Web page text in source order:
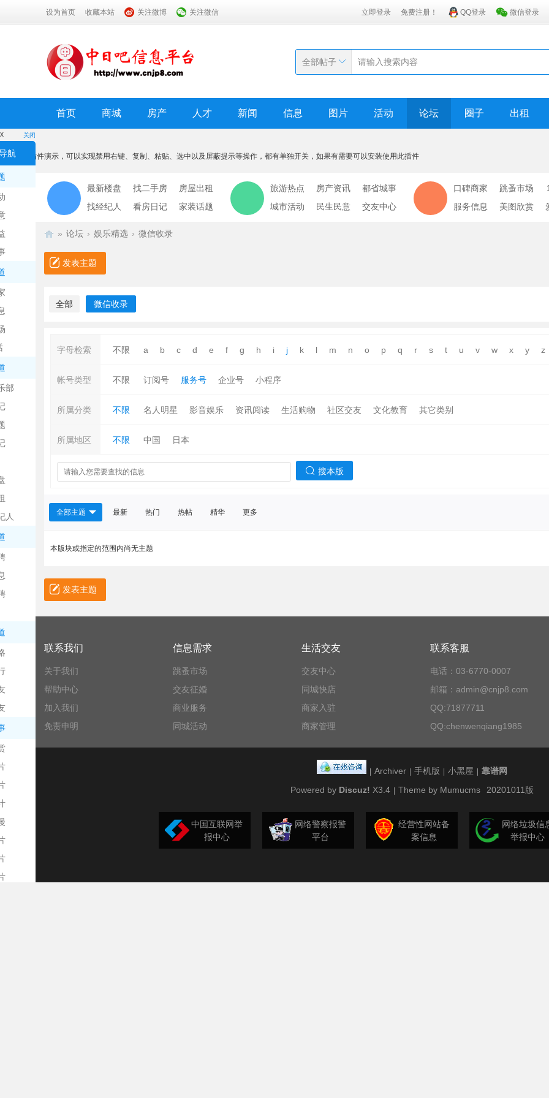
设为首页 收藏本站 关注微博 关注微信 立即登录 免费注册！ QQ登录 微信登录
全部帖子
首页 商城 房产 人才 新闻 信息 图片 活动 论坛 圈子 出租
关闭
航
部
人
x
本功能为插件演示，可以实现禁用右键、复制、粘贴、选中以及屏蔽提示等操作，都有单独开关，如果有需要可以安装使用此插件
我知道了
最新楼盘 找二手房
房屋出租
找经纪人
看房日记 家装话题
旅游热点 房产资讯
都省城事
城市活动
民生民意 交友中心
口碑商家 跳蚤市场
服务信息
美图欣赏
信
» 论坛 › 娱乐精选 › 微信收录
发表主题
全部 微信收录
字母检索 不限 a b c d e f g h i j k l m n o p q r s t u v w x y z
帐号类型 不限 订阅号 服务号 企业号 小程序
所属分类 不限 名人明星 影音娱乐 资讯阅读 生活购物 社区交友 文化教育 其它类别
所属地区 不限 中国 日本
搜本版
全部主题 最新 热门 热帖 精华 更多
本版块或指定的范围内尚无主题
发表主题
联系我们
关于我们
帮助中心
加入我们
免责申明
信息需求
跳蚤市场
交友征婚
商业服务
同城活动
生活交友
交友中心
同城快店
商家入驻
商家管理
联系客服
电话：03-6770-0007
邮箱：admin@cnjp8.com
QQ:71877711
QQ:chenwenqiang1985
Archiver 手机版 小黑屋
靠谱网
Powered by Discuz! X3.4 Theme by Mumucms 20201011版
中国互联网举
报中心
网络警察报警
平台
经营性网站备
案信息
网络垃圾信
举报中心